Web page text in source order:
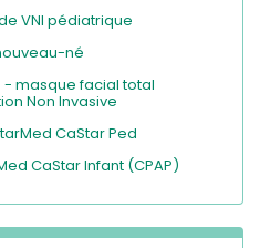
VNI pédiatrique
né
- masque facial total
Non Invasive
CaStar Ped
CaStar Infant (CPAP)